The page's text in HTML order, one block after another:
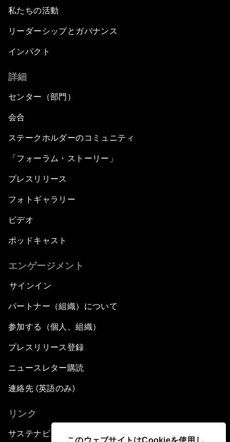
このウェブサイトはCookieを使用し
私たちの活動
リーダーシップとガバナンス
インパクト
詳細
センター（部門）
会合
ステークホルダーのコミュニティ
「フォーラム・ストーリー」
プレスリリース
フォトギャラリー
ビデオ
ポッドキャスト
エンゲージメント
サインイン
パートナー（組織）について
参加する（個人、組織）
プレスリリース登録
ニュースレター購読
連絡先 (英語のみ)
リンク
サステナビリティへの取り組み